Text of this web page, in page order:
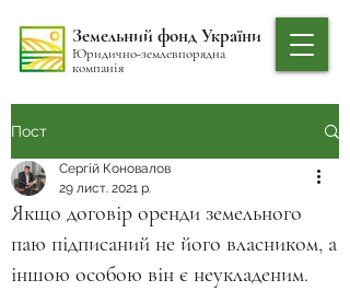
Земельний фонд України
Юридично-землевпорядна
компанія
Пост
Якщо договір оренди земельного
паю підписаний не його власником, а
іншою особою він є неукладеним.
Сергій Коновалов
29 лист. 2021 р.